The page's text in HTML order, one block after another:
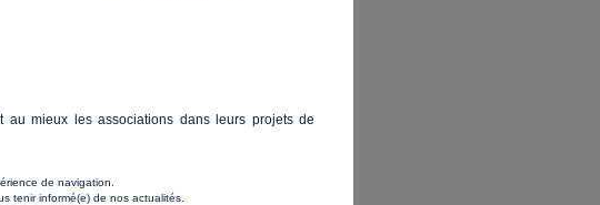
prenantes diversifiées et en particulier
le regard porté sur les plus exclues et
au mieux les associations dans leurs projets de
de navigation.
tenir informé(e) de nos actualités.